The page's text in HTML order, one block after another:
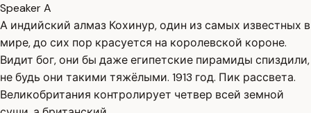
Speaker A
А индийский алмаз Кохинур, один из самых известных в
мире, до сих пор красуется на королевской короне.
Видит бог, они бы даже египетские пирамиды спиздили,
не будь они такими тяжёлыми. 1913 год. Пик рассвета.
Великобритания контролирует четвер всей земной